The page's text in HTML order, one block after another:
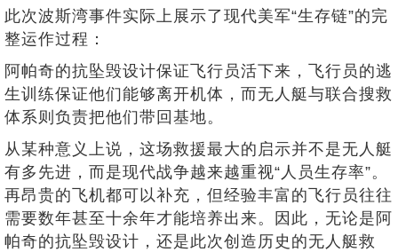
此次波斯湾事件实际上展示了现代美军“生存链”的完
整运作过程：
阿帕奇的抗坠毁设计保证飞行员活下来，飞行员的逃
生训练保证他们能够离开机体，而无人艇与联合搜救
体系则负责把他们带回基地。
从某种意义上说，这场救援最大的启示并不是无人艇
有多先进，而是现代战争越来越重视“人员生存率”。
再昂贵的飞机都可以补充，但经验丰富的飞行员往往
需要数年甚至十余年才能培养出来。因此，无论是阿
帕奇的抗坠毁设计，还是此次创造历史的无人艇救